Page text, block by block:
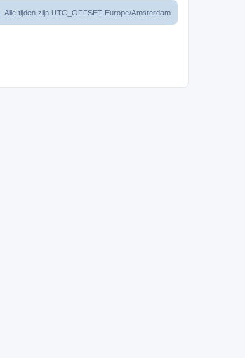
Alle tijden zijn UTC_OFFSET Europe/Amsterdam